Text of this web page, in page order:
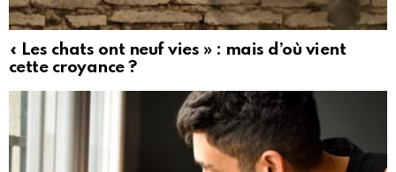
« Les chats ont neuf vies » : mais d’où vient
cette croyance ?